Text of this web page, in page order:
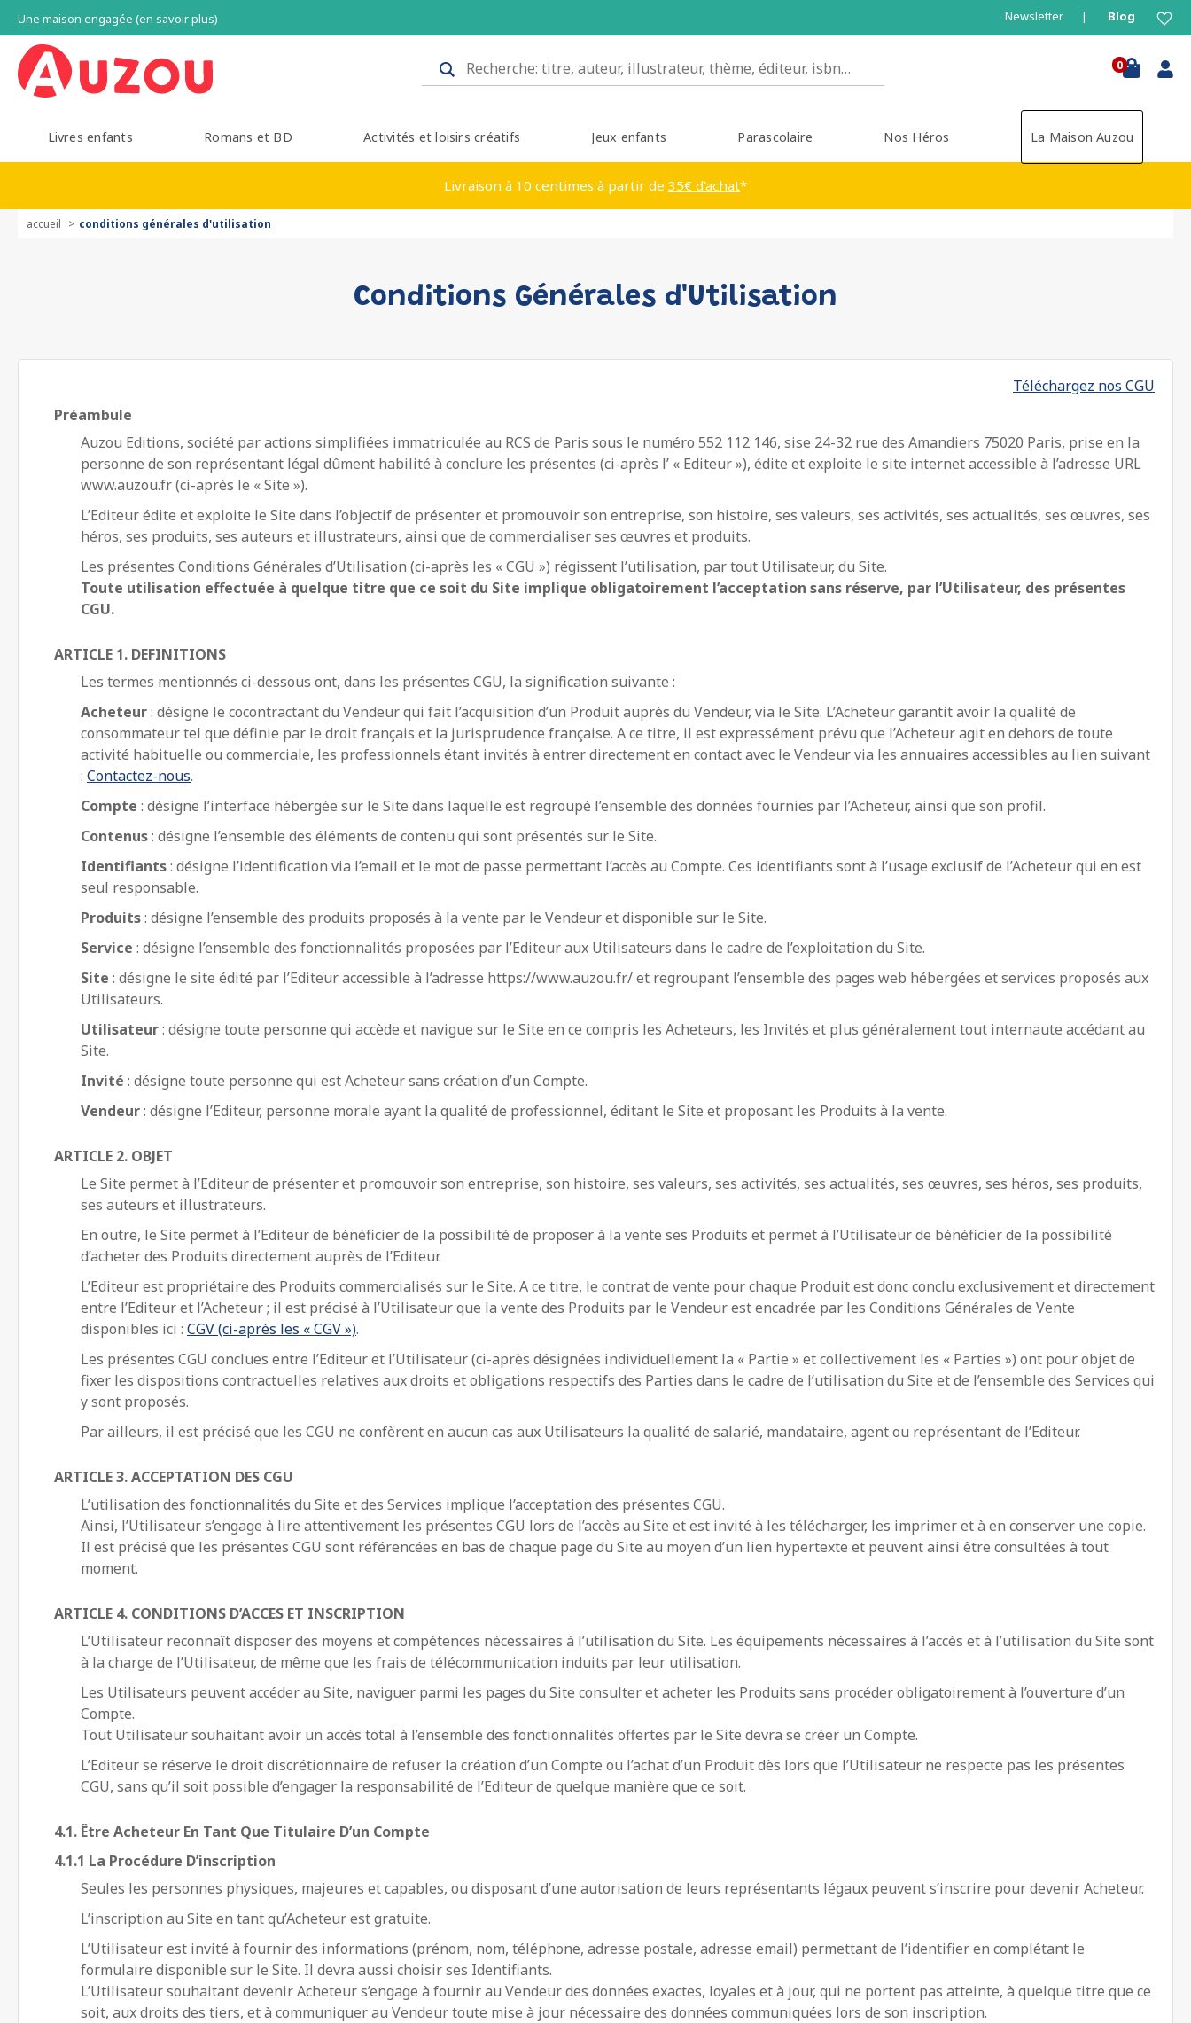
Une maison engagée (en savoir plus) Newsletter Blog
0
Livres enfants Romans et BD Activités et loisirs créatifs Jeux enfants Parascolaire Nos Héros La Maison Auzou
Livraison à 10 centimes à partir de 35€ d'achat*
accueil conditions générales d'utilisation
Conditions Générales d'Utilisation
Téléchargez nos CGU
Préambule
Auzou Editions, société par actions simplifiées immatriculée au RCS de Paris sous le numéro 552 112 146, sise 24-32 rue des Amandiers 75020 Paris, prise en la
personne de son représentant légal dûment habilité à conclure les présentes (ci-après l’ « Editeur »), édite et exploite le site internet accessible à l’adresse URL
www.auzou.fr (ci-après le « Site »).
L’Editeur édite et exploite le Site dans l’objectif de présenter et promouvoir son entreprise, son histoire, ses valeurs, ses activités, ses actualités, ses œuvres, ses
héros, ses produits, ses auteurs et illustrateurs, ainsi que de commercialiser ses œuvres et produits.
Les présentes Conditions Générales d’Utilisation (ci-après les « CGU ») régissent l’utilisation, par tout Utilisateur, du Site.
Toute utilisation effectuée à quelque titre que ce soit du Site implique obligatoirement l’acceptation sans réserve, par l’Utilisateur, des présentes
CGU.
ARTICLE 1. DEFINITIONS
Les termes mentionnés ci-dessous ont, dans les présentes CGU, la signification suivante :
Acheteur: désigne le cocontractant du Vendeur qui fait l’acquisition d’un Produit auprès du Vendeur, via le Site. L’Acheteur garantit avoir la qualité de
consommateur tel que définie par le droit français et la jurisprudence française. A ce titre, il est expressément prévu que l’Acheteur agit en dehors de toute
activité habituelle ou commerciale, les professionnels étant invités à entrer directement en contact avec le Vendeur via les annuaires accessibles au lien suivant
: Contactez-nous.
Compte : désigne l’interface hébergée sur le Site dans laquelle est regroupé l’ensemble des données fournies par l’Acheteur, ainsi que son profil.
Contenus: désigne l’ensemble des éléments de contenu qui sont présentés sur le Site.
Identifiants: désigne l’identification via l’email et le mot de passe permettant l’accès au Compte. Ces identifiants sont à l’usage exclusif de l’Acheteur qui en est
seul responsable.
Produits: désigne l’ensemble des produits proposés à la vente par le Vendeur et disponible sur le Site.
Service : désigne l’ensemble des fonctionnalités proposées par l’Editeur aux Utilisateurs dans le cadre de l’exploitation du Site.
Site : désigne le site édité par l’Editeur accessible à l’adresse https://www.auzou.fr/ et regroupant l’ensemble des pages web hébergées et services proposés aux
Utilisateurs.
Utilisateur: désigne toute personne qui accède et navigue sur le Site en ce compris les Acheteurs, les Invités et plus généralement tout internaute accédant au
Site.
Invité : désigne toute personne qui est Acheteur sans création d’un Compte.
Vendeur: désigne l’Editeur, personne morale ayant la qualité de professionnel, éditant le Site et proposant les Produits à la vente.
ARTICLE 2. OBJET
Le Site permet à l’Editeur de présenter et promouvoir son entreprise, son histoire, ses valeurs, ses activités, ses actualités, ses œuvres, ses héros, ses produits,
ses auteurs et illustrateurs.
En outre, le Site permet à l’Editeur de bénéficier de la possibilité de proposer à la vente ses Produits et permet à l’Utilisateur de bénéficier de la possibilité
d’acheter des Produits directement auprès de l’Editeur.
L’Editeur est propriétaire des Produits commercialisés sur le Site. A ce titre, le contrat de vente pour chaque Produit est donc conclu exclusivement et directement
entre l’Editeur et l’Acheteur ; il est précisé à l’Utilisateur que la vente des Produits par le Vendeur est encadrée par les Conditions Générales de Vente
disponibles ici : CGV (ci-après les « CGV »).
Les présentes CGU conclues entre l’Editeur et l’Utilisateur (ci-après désignées individuellement la « Partie » et collectivement les « Parties ») ont pour objet de
fixer les dispositions contractuelles relatives aux droits et obligations respectifs des Parties dans le cadre de l’utilisation du Site et de l’ensemble des Services qui
y sont proposés.
Par ailleurs, il est précisé que les CGU ne confèrent en aucun cas aux Utilisateurs la qualité de salarié, mandataire, agent ou représentant de l’Editeur.
ARTICLE 3. ACCEPTATION DES CGU
L’utilisation des fonctionnalités du Site et des Services implique l’acceptation des présentes CGU.
Ainsi, l’Utilisateur s’engage à lire attentivement les présentes CGU lors de l’accès au Site et est invité à les télécharger, les imprimer et à en conserver une copie.
Il est précisé que les présentes CGU sont référencées en bas de chaque page du Site au moyen d’un lien hypertexte et peuvent ainsi être consultées à tout
moment.
ARTICLE 4. CONDITIONS D’ACCES ET INSCRIPTION
L’Utilisateur reconnaît disposer des moyens et compétences nécessaires à l’utilisation du Site. Les équipements nécessaires à l’accès et à l’utilisation du Site sont
à la charge de l’Utilisateur, de même que les frais de télécommunication induits par leur utilisation.
Les Utilisateurs peuvent accéder au Site, naviguer parmi les pages du Site consulter et acheter les Produits sans procéder obligatoirement à l’ouverture d’un
Compte.
Tout Utilisateur souhaitant avoir un accès total à l’ensemble des fonctionnalités offertes par le Site devra se créer un Compte.
L’Editeur se réserve le droit discrétionnaire de refuser la création d’un Compte ou l’achat d’un Produit dès lors que l’Utilisateur ne respecte pas les présentes
CGU, sans qu’il soit possible d’engager la responsabilité de l’Editeur de quelque manière que ce soit.
4.1. Être Acheteur En Tant Que Titulaire D’un Compte
4.1.1 La Procédure D’inscription
Seules les personnes physiques, majeures et capables, ou disposant d’une autorisation de leurs représentants légaux peuvent s’inscrire pour devenir Acheteur.
L’inscription au Site en tant qu’Acheteur est gratuite.
L’Utilisateur est invité à fournir des informations (prénom, nom, téléphone, adresse postale, adresse email) permettant de l’identifier en complétant le
formulaire disponible sur le Site. Il devra aussi choisir ses Identifiants.
L’Utilisateur souhaitant devenir Acheteur s’engage à fournir au Vendeur des données exactes, loyales et à jour, qui ne portent pas atteinte, à quelque titre que ce
soit, aux droits des tiers, et à communiquer au Vendeur toute mise à jour nécessaire des données communiquées lors de son inscription.